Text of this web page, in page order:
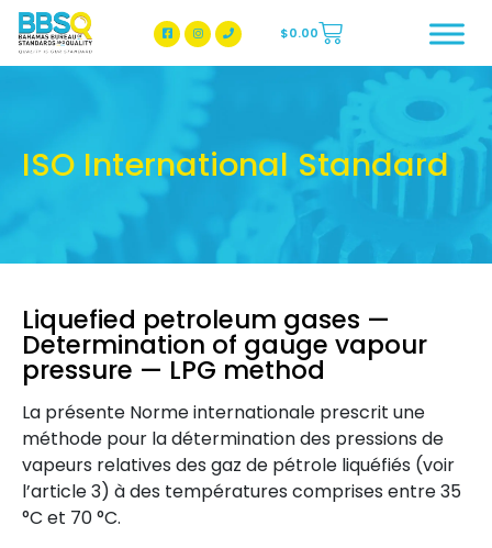
BBSQ Facebook Page
BBSQ Instagram Page
$0.00
ISO International Standard
Liquefied petroleum gases —
Determination of gauge vapour
pressure — LPG method
La présente Norme internationale prescrit une
méthode pour la détermination des pressions de
vapeurs relatives des gaz de pétrole liquéfiés (voir
l’article 3) à des températures comprises entre 35
°C et 70 °C.